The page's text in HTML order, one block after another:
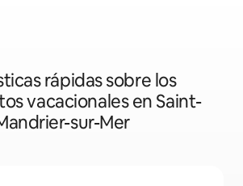
rápidas sobre los
vacacionales en Saint-
sur-Mer